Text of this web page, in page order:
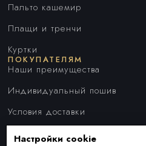
Пальто кашемир
Плащи и тренчи
Куртки
ПОКУПАТЕЛЯМ
Наши преимущества
Индивидуальный пошив
Условия доставки
Оплата и рассрочка
Настройки cookie